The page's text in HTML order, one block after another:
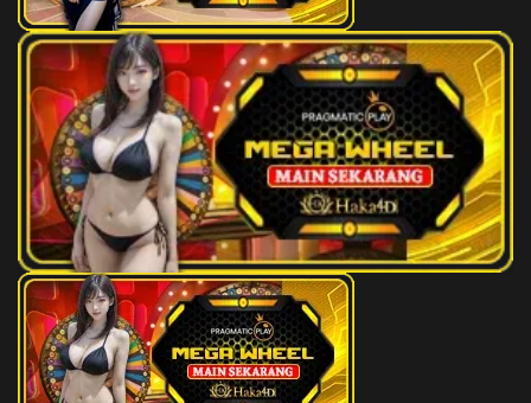
188
Pengemis - Laba-Laba - Gulat -
Gigi - Sabun - Petruk
2D
33 (09-
86-16-
36)
189
Wanita - Kambing - Tinju -
Lambung - Jalan-Jalan - Drupadi
2D
35 (25-
75-52-
02)
190
Nelayan - Ikan Mas - Angkat
Besi - Belimbing - WC -
Nagatatmala
2D
30 (23-
99-58-
49)
191
Putri Raja - Cendrawasih - Balap
Sepeda Motor - Engsel - Drum -
Untari